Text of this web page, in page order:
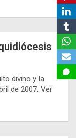
divino y la
de 2007. Ver